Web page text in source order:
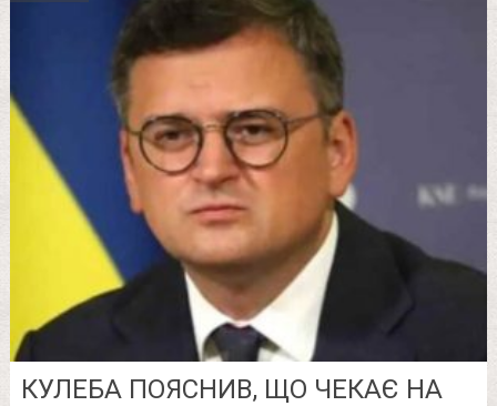
КУЛЕБА ПОЯСНИВ, ЩО ЧЕКАЄ НА